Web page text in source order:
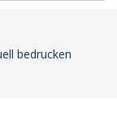
bedrucken